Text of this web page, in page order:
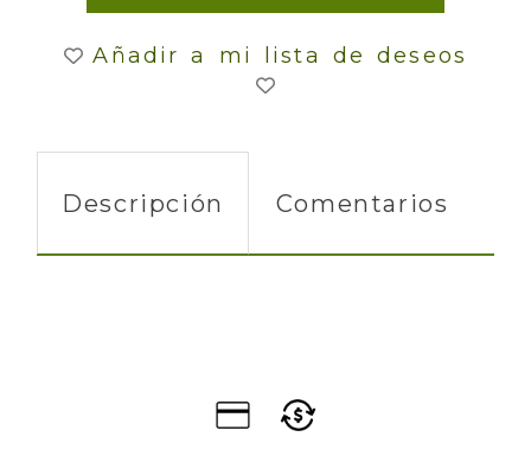
Añadir a mi lista de deseos
Descripción Comentarios